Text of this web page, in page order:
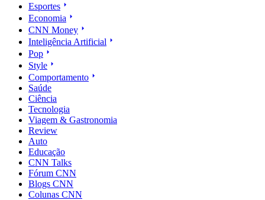
Esportes
Economia
CNN Money
Inteligência Artificial
Pop
Style
Comportamento
Saúde
Ciência
Tecnologia
Viagem & Gastronomia
Review
Auto
Educação
CNN Talks
Fórum CNN
Blogs CNN
Colunas CNN